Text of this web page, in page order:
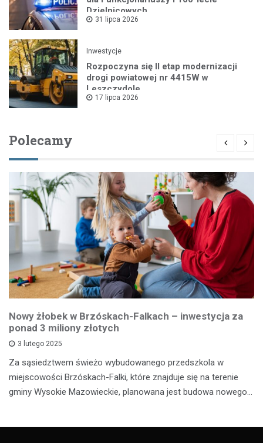
Dzielnicowych
31 lipca 2026
Inwestycje
Rozpoczyna się II etap modernizacji
drogi powiatowej nr 4415W w
Leszczydole
17 lipca 2026
Polecamy
Nowy żłobek w Brzóskach-Falkach – inwestycja za
ponad 3 miliony złotych
3 lutego 2025
Za sąsiedztwem świeżo wybudowanego przedszkola w
miejscowości Brzóskach-Falki, które znajduje się na terenie
gminy Wysokie Mazowieckie, planowana jest budowa nowego…